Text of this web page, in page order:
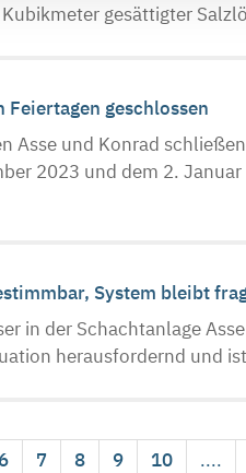
gesättigter
geschlossen
Asse und Konrad
2023 und dem 2.
System bleibt
in der Schachtanlage
herausfordernd und
6 7 8 9 10 ....